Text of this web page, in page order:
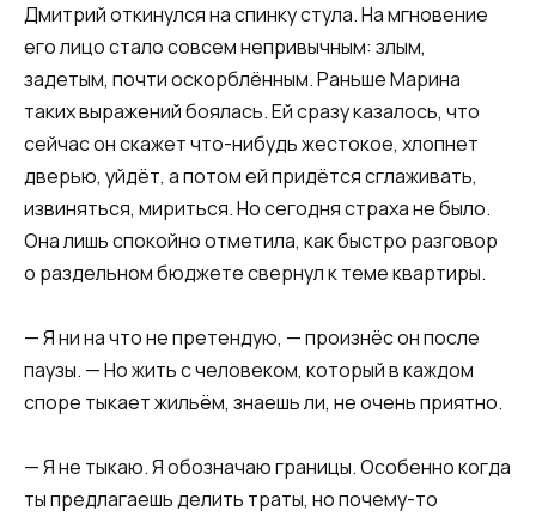
Дмитрий откинулся на спинку стула. На мгновение
его лицо стало совсем непривычным: злым,
задетым, почти оскорблённым. Раньше Марина
таких выражений боялась. Ей сразу казалось, что
сейчас он скажет что-нибудь жестокое, хлопнет
дверью, уйдёт, а потом ей придётся сглаживать,
извиняться, мириться. Но сегодня страха не было.
Она лишь спокойно отметила, как быстро разговор
о раздельном бюджете свернул к теме квартиры.
— Я ни на что не претендую, — произнёс он после
паузы. — Но жить с человеком, который в каждом
споре тыкает жильём, знаешь ли, не очень приятно.
— Я не тыкаю. Я обозначаю границы. Особенно когда
ты предлагаешь делить траты, но почему-то